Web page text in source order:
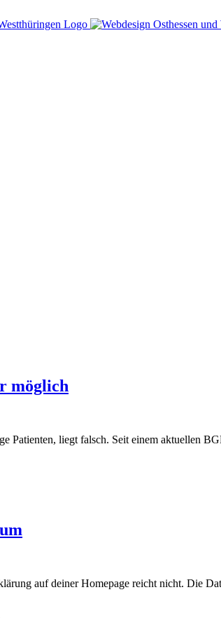
möglich
Patienten, liegt falsch. Seit einem aktuellen
auf deiner Homepage reicht nicht. Die